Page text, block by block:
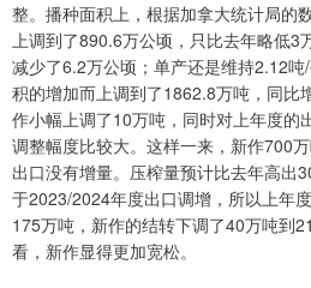
整。播种面积上，根据加拿大统计局的
上调到了890.6万公顷，只比去年略低3
减少了6.2万公顷；单产还是维持2.12
积的增加而上调到了1862.8万吨，同比
作小幅上调了10万吨，同时对上年度的
调整幅度比较大。这样一来，新作700
出口没有增量。压榨量预计比去年高出
于2023/2024年度出口调增，所以上年
175万吨，新作的结转下调了40万吨到
看，新作显得更加宽松。